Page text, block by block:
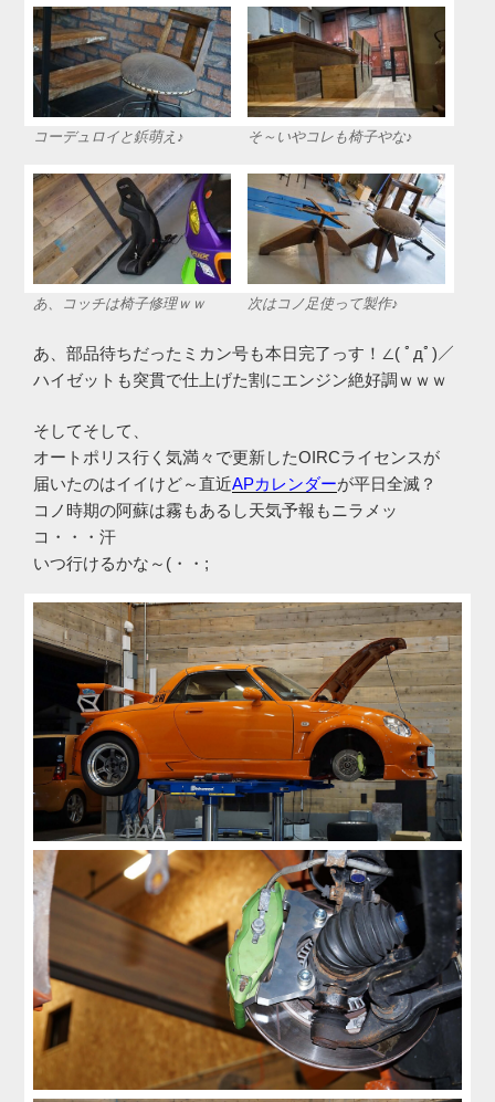
コーデュロイと鋲萌え♪ そ～いやコレも椅子やな♪
あ、コッチは椅子修理ｗｗ 次はコノ足使って製作♪
あ、部品待ちだったミカン号も本日完了っす！∠( ﾟдﾟ)／
ハイゼットも突貫で仕上げた割にエンジン絶好調ｗｗｗ
そしてそして、
オートポリス行く気満々で更新したOIRCライセンスが
届いたのはイイけど～直近APカレンダーが平日全滅？
コノ時期の阿蘇は霧もあるし天気予報もニラメッ
コ・・・汗
いつ行けるかな～(・・;